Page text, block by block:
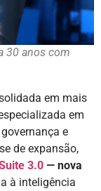
30 anos com
em mais
em
e
de expansão,
3.0 — nova
à inteligência